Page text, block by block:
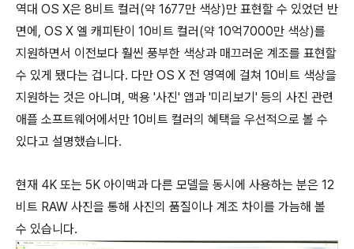
역대 OS X은 8비트 컬러(약 1677만 색상)만 표현할 수 있었던 반
면에, OS X 엘 캐피탄이 10비트 컬러(약 10억7000만 색상)를
지원하면서 이전보다 훨씬 풍부한 색상과 매끄러운 계조를 표현할
수 있게 됐다는 겁니다. 다만 OS X 전 영역에 걸쳐 10비트 색상을
지원하는 것은 아니며, 맥용 '사진' 앱과 '미리보기' 등의 사진 관련
애플 소프트웨어에서만 10비트 컬러의 혜택을 우선적으로 볼 수
있다고 설명했습니다.
현재 4K 또는 5K 아이맥과 다른 모델을 동시에 사용하는 분은 12
비트 RAW 사진을 통해 사진의 품질이나 계조 차이를 가늠해 볼
수 있습니다.